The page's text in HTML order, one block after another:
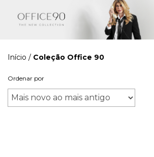
Início / Coleção Office 90
Ordenar por